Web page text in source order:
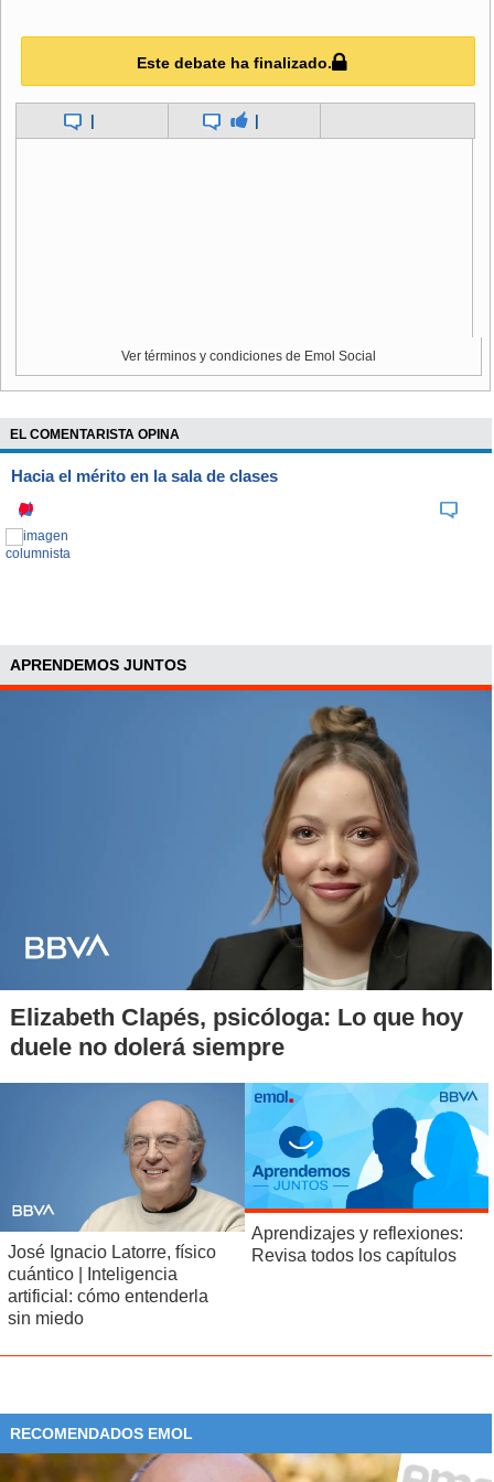
Fuera de la academia, un gran número de hinchas del Al
hicieron lo mismo frente a la sede del club, en el céntrico
barrio cairota de Zamalek.
Las fuentes explicaron que ha habido un intento de irrumpir
en la penitenciaría para tratar de ayudar a huir a los reos,
mientras se están quemando vehículos en la zona.
en Egipto, que ayer conmemoró el segundo aniversario de
la revolución contra Mubarak con protestas en las que
murieron al menos nueve personas y cientos resultaron
Este debate ha finalizado.
Ver términos y condiciones de Emol Social
EL COMENTARISTA OPINA
Hacia el mérito en la sala de clases
APRENDEMOS JUNTOS
Elizabeth Clapés, psicóloga: Lo que hoy
duele no dolerá siempre
José Ignacio Latorre, físico
cuántico | Inteligencia
artificial: cómo entenderla
sin miedo
Aprendizajes y reflexiones:
Revisa todos los capítulos
RECOMENDADOS EMOL